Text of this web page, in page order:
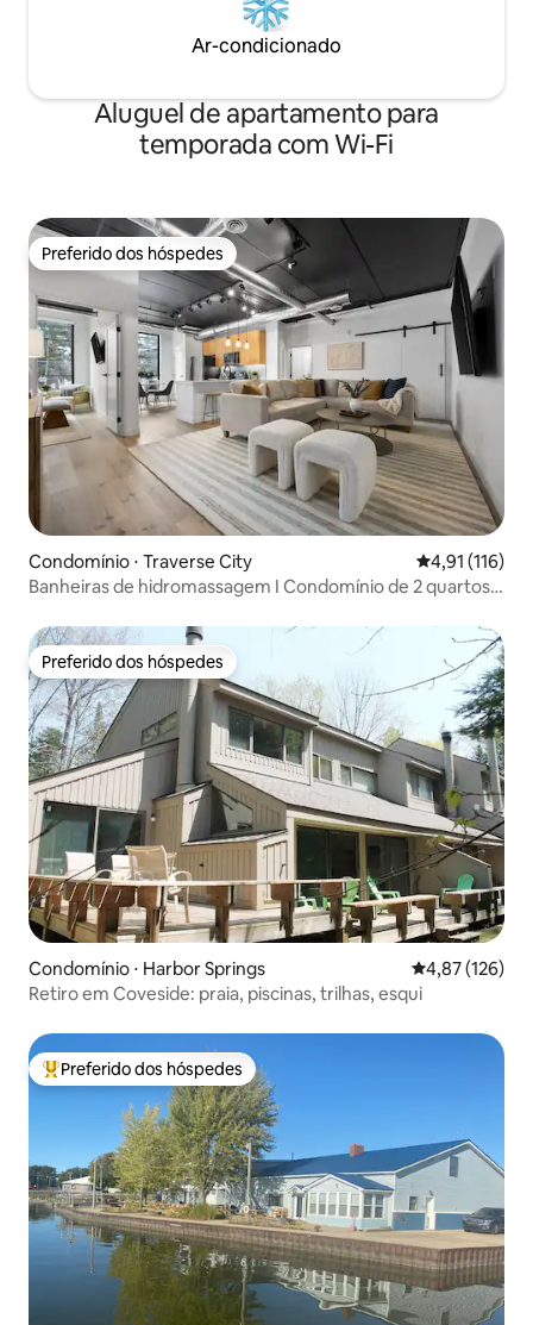
Ar-condicionado
Aluguel de apartamento para
temporada com Wi-Fi
Preferido dos hóspedes
Preferido dos hóspedes
Condomínio ⋅ Traverse City 4,91 de uma
4,91 (116)
Banheiras de hidromassagem I Condomínio de 2 quartos I
Preferido dos hóspedes
Preferido dos hóspedes
Condomínio ⋅ Harbor Springs 4,87 de uma
4,87 (126)
Retiro em Coveside: praia, piscinas, trilhas, esqui
Entre os melhores preferidos dos hóspedes
Preferido dos hóspedes